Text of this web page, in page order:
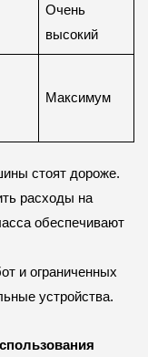
Очень
высокий
Максимум
стоят дороже.
расходы на
обеспечивают
и ограниченных
устройства.